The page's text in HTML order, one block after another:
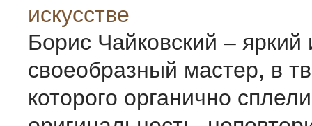
искусстве
Борис Чайковский – яркий
своеобразный мастер, в
которого органично